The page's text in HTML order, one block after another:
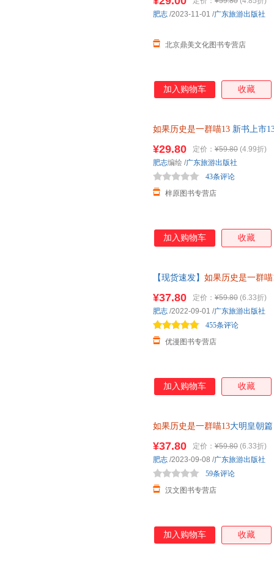
北京鼎美文化图书专营店
肥志 /2023-11-01 /广东旅游出版社
加入购物车 收藏
如果历史是一群喵13 新书上市
¥29.80 定价： ¥59.80 (4.99折)
梓原图书专营店
43条评论
肥志编绘 /广东旅游出版社
加入购物车 收藏
【现货速发】 如果历史是一群喵
¥37.80 定价： ¥59.80 (6.33折)
优漫图书专营店
455条评论
肥志 /2022-09-01 /广东旅游出版社
加入购物车 收藏
如果历史是一群喵13大明皇朝
¥37.80 定价： ¥59.80 (6.33折)
汉文图书专营店
59条评论
肥志 /2023-09-08 /广东旅游出版社
加入购物车 收藏